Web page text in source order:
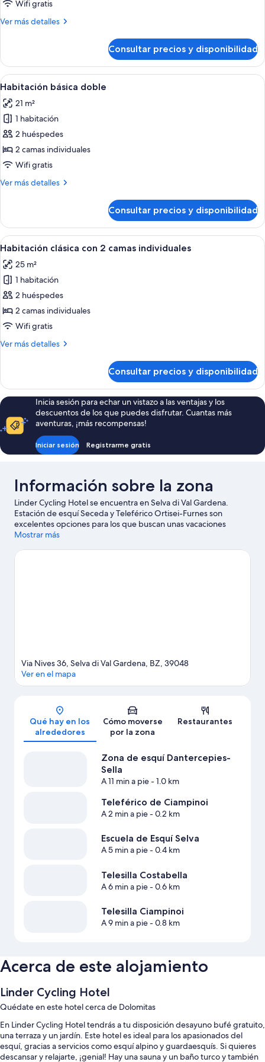
Wifi gratis
Ver más detalles
Más
Deluxe
doble
Consultar precios y disponibilidad
Abrir
todas
las
fotos
de
Habitación
básica
Una cama bien tendida con
1
Habitación básica doble
21 m²
1 habitación
2 huéspedes
2 camas individuales
Wifi gratis
Ver más detalles
Más
básica
doble
Consultar precios y disponibilidad
Abrir
todas
las
fotos
de
Habitación
clásica
2
Un dormitorio moderno con piso de
1
Habitación clásica con 2 camas individuales
25 m²
1 habitación
2 huéspedes
2 camas individuales
Wifi gratis
Ver más detalles
Más
clásica
con
2
camas
individuales
Consultar precios y disponibilidad
Inicia sesión para echar un vistazo a las ventajas y los
descuentos de los que puedes disfrutar. Cuantas más
aventuras, ¡más recompensas!
Iniciar sesión Registrarme gratis
Información sobre la zona
Linder Cycling Hotel se encuentra en Selva di Val Gardena.
Estación de esquí Seceda y Teleférico Ortisei-Furnes son
excelentes opciones para los que buscan unas vacaciones
activas, pero si prefieres sumergirte en la naturaleza, Dolomitas
Dolaondes Canazei también merecen la pena. Dedica algo de
Mostrar más
Mapa
Via Nives 36, Selva di Val Gardena, BZ, 39048
Ver en el mapa
Qué hay en los
alrededores
Cómo moverse
por la zona
Restaurantes
Zona de esquí Dantercepies-
Sella
A 11 min a pie- 1.0 km
Teleférico de Ciampinoi
A 2 min a pie- 0.2 km
Escuela de Esquí Selva
A 5 min a pie- 0.4 km
Telesilla Costabella
A 6 min a pie- 0.6 km
Telesilla Ciampinoi
A 9 min a pie- 0.8 km
Acerca de este alojamiento
Linder Cycling Hotel
Quédate en este hotel cerca de Dolomitas
En Linder Cycling Hotel tendrás a tu disposición desayuno bufé gratuito,
una terraza y un jardín. Este hotel es ideal para los apasionados del
esquí, gracias a servicios como esquí alpino y guardaesquís. Si quieres
descansar y relajarte, ¡genial! Hay una sauna y un baño turco y también